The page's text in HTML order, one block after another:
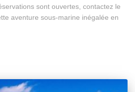
sont ouvertes, contactez le
aventure sous-marine inégalée en